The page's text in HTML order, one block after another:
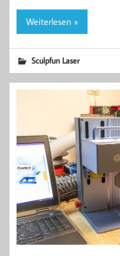
Weiterlesen »
Sculpfun Laser